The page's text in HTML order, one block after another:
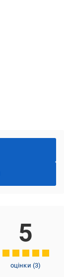
5
оцінки(3)